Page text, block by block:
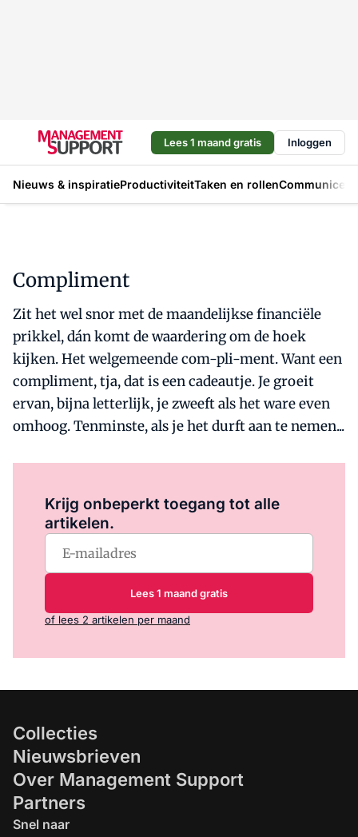
Lees 1 maand gratis Inloggen
Nieuws & inspiratieProductiviteitTaken en rollen
Compliment
Zit het wel snor met de maandelijkse financiële
prikkel, dán komt de waardering om de hoek
kijken. Het welgemeende com-pli-ment. Want een
compliment, tja, dat is een cadeautje. Je groeit
ervan, bijna letterlijk, je zweeft als het ware even
omhoog. Tenminste, als je het durft aan te nemen...
Krijg onbeperkt toegang tot alle
artikelen.
Lees 1 maand gratis
of lees 2 artikelen per maand
Collecties
Nieuwsbrieven
Over Management Support
Partners
Snel naar